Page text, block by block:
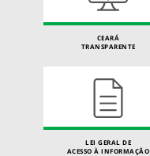
CEARÁ
TRANSPARENTE
LEI GERAL DE
ACESSO À INFORMAÇÃO